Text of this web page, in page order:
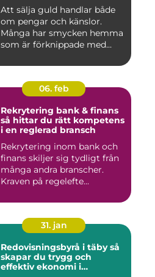
Att sälja guld handlar både
om pengar och känslor.
Många har smycken hemma
som är förknippade med
06. feb
Rekrytering bank & finans
så hittar du rätt kompetens
i en reglerad bransch
Rekrytering inom bank och
finans skiljer sig tydligt från
många andra branscher.
Kraven på regelefte...
31. jan
Redovisningsbyrå i täby så
skapar du trygg och
effektiv ekonomi i